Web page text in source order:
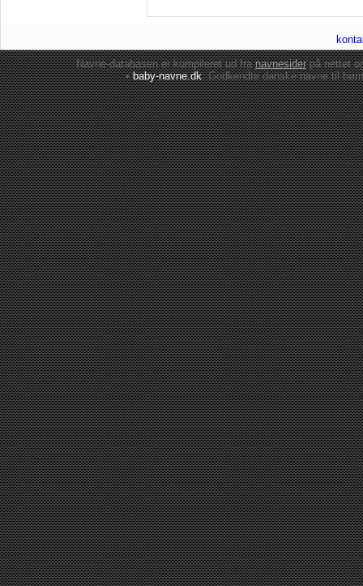
Navne-databasen er kompileret ud franavnesiderpå nettet
•baby-navne.dk: Godkendte danskenavne til børn